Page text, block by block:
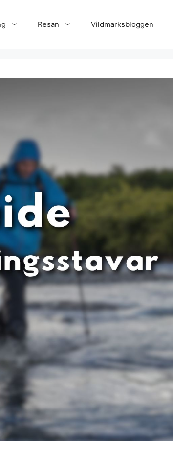
Resan Vildmarksbloggen